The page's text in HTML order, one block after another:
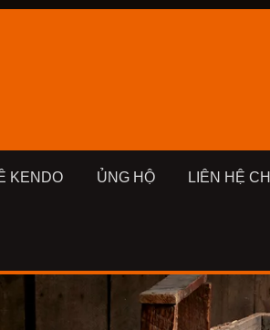
KENDO ỦNG HỘ LIÊN HỆ